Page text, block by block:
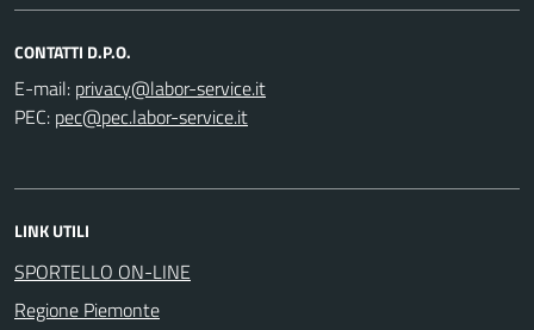
CONTATTI D.P.O.
E-mail:
PEC:
LINK UTILI
SPORTELLO ON-LINE
Regione Piemonte